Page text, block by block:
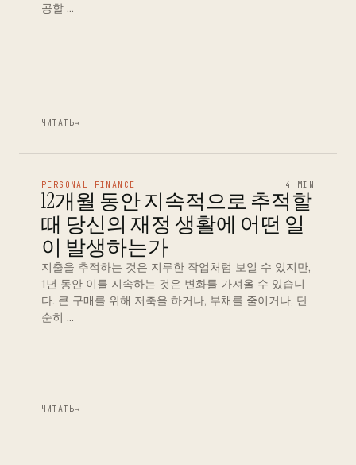
공할 …
ЧИТАТЬ→
PERSONAL FINANCE 4 MIN
12개월 동안 지속적으로 추적할
때 당신의 재정 생활에 어떤 일
이 발생하는가
지출을 추적하는 것은 지루한 작업처럼 보일 수 있지만,
1년 동안 이를 지속하는 것은 변화를 가져올 수 있습니
다. 큰 구매를 위해 저축을 하거나, 부채를 줄이거나, 단
순히 …
ЧИТАТЬ→